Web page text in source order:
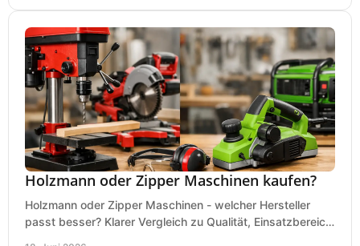
Holzmann oder Zipper Maschinen kaufen?
Holzmann oder Zipper Maschinen - welcher Hersteller
passt besser? Klarer Vergleich zu Qualität, Einsatzbereich,